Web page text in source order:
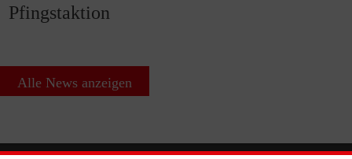
Pfingstaktion
Alle News anzeigen